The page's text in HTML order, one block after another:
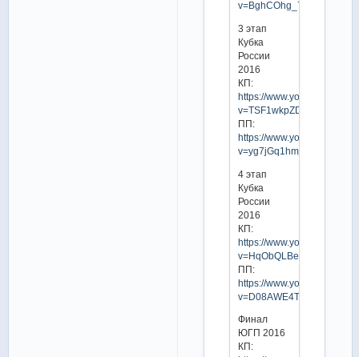
v=BghCOhg_7oE
3 этап
Кубка
России
2016
КП:
https://www.youtube.com/
v=TSF1wkpZD2U
ПП:
https://www.youtube.com/
v=yg7jGq1hmjE
4 этап
Кубка
России
2016
КП:
https://www.youtube.com/
v=HqObQLBewHY
ПП:
https://www.youtube.com/
v=D08AWE4TfBc
Финал
ЮГП 2016
КП: